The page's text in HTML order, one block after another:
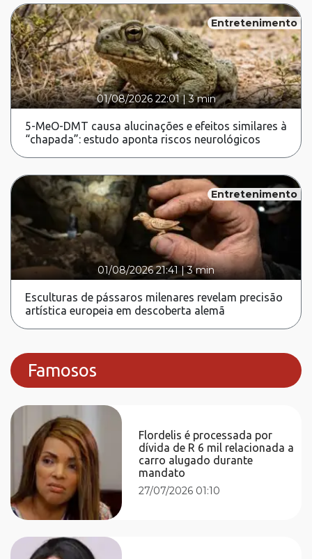
Entretenimento
01/08/2026 22:01|3 min
5-MeO-DMT causa alucinações e efeitos similares à
“chapada”: estudo aponta riscos neurológicos
Entretenimento
01/08/2026 21:41 |3 min
Esculturas de pássaros milenares revelam precisão
artística europeia em descoberta alemã
Famosos
Flordelis é processada por
dívida de R 6 mil relacionada a
carro alugado durante
mandato
27/07/2026 01:10